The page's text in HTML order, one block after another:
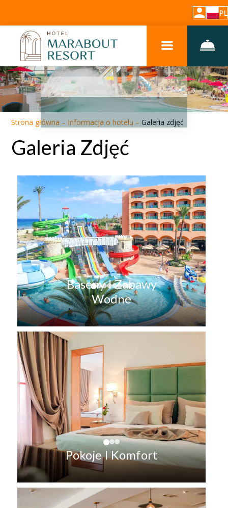
PL
Strona główna – Informacja o hotelu – Galeria zdjęć
Galeria Zdjęć
Baseny I Zabawy
Wodne
Pokoje I Komfort